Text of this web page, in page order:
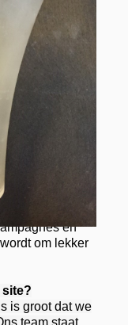
of
gehuurde
en
om lekker
site?
is groot dat we
team staat